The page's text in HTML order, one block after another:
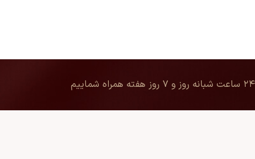
۲۴ ساعت شبانه روز و ۷ روز هفته همراه شماییم